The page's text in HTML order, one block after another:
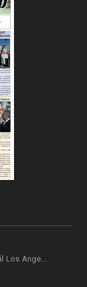
Los Ange...